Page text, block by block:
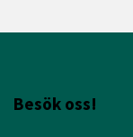
Besök oss!